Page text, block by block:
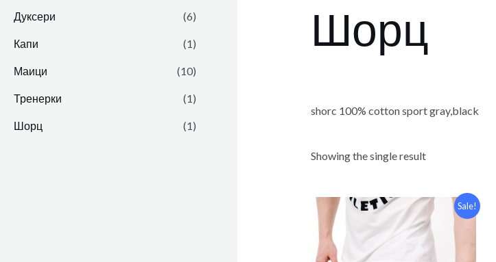
Дуксери (6)
Капи (1)
Маици (10)
Тренерки (1)
Шорц (1)
Шорц
shorc 100% cotton sport gray,black
Showing the single result
Sale!